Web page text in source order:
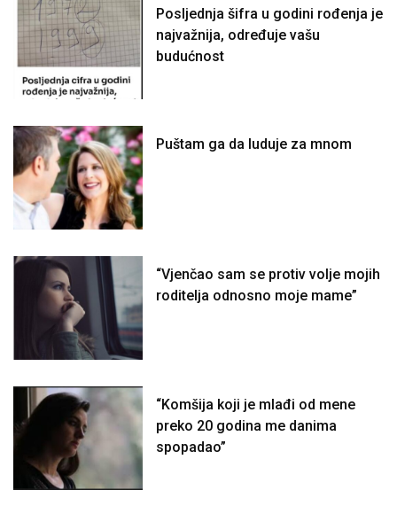
Posljednja šifra u godini rođenja je
najvažnija, određuje vašu
budućnost
Puštam ga da luduje za mnom
“Vjenčao sam se protiv volje mojih
roditelja odnosno moje mame”
“Komšija koji je mlađi od mene
preko 20 godina me danima
spopadao”